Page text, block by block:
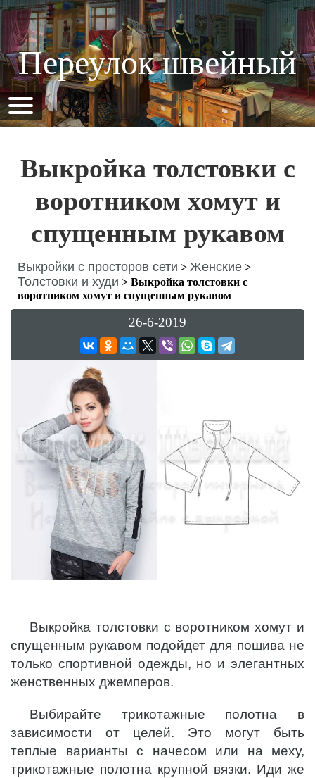
Переулок швейный
Выкройка толстовки с
воротником хомут и
спущенным рукавом
Выкройки с просторов сети > Женские >
Толстовки и худи > Выкройка толстовки с
воротником хомут и спущенным рукавом
26-6-2019
Выкройка толстовки с воротником хомут и
спущенным рукавом подойдет для пошива не
только спортивной одежды, но и элегантных
женственных джемперов.
Выбирайте трикотажные полотна в
зависимости от целей. Это могут быть
теплые варианты с начесом или на меху,
трикотажные полотна крупной вязки. Иди же